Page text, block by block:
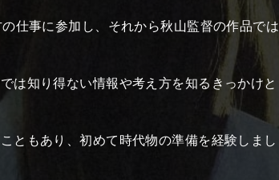
screening theater
ティザー予告
仕事に参加し、それから秋山監督の作品では
は知り得ない情報や考え方を知るきっかけと
ともあり、初めて時代物の準備を経験しまし